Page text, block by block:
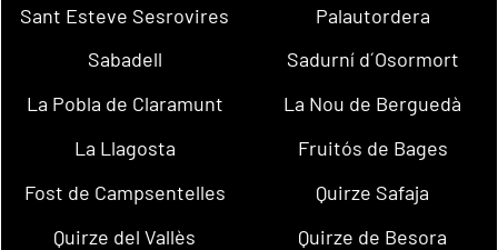
Sant Esteve Sesrovires
Palautordera
Sabadell
Sadurní d´Osormort
La Pobla de Claramunt
La Nou de Berguedà
La Llagosta
Fruitós de Bages
Fost de Campsentelles
Quirze Safaja
Quirze del Vallès
Quirze de Besora